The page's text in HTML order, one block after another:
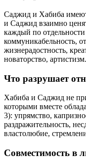
Саджид и Хабиба
и Саджид взаимно
каждый по
коммуникабельность,
жизнерадостность,
новаторство, артистизм.
Что разрушает
Хабиба и Саджид не
которыми вместе
3): упрямство,
раздражительность,
властолюбие,
Совместимость в